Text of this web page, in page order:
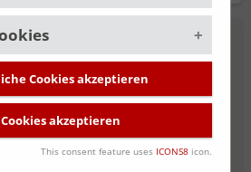
FÜR
Funktion der Website zu
gewisse Cookies
Diese erforderlichen
aktiviert.
die allgemeine
Website erforderlich
stätig zu
wir das
Matomo. Die
ist standardmäßig
Cookies akzeptieren
akzeptieren
This consent feature uses ICONS8icon.